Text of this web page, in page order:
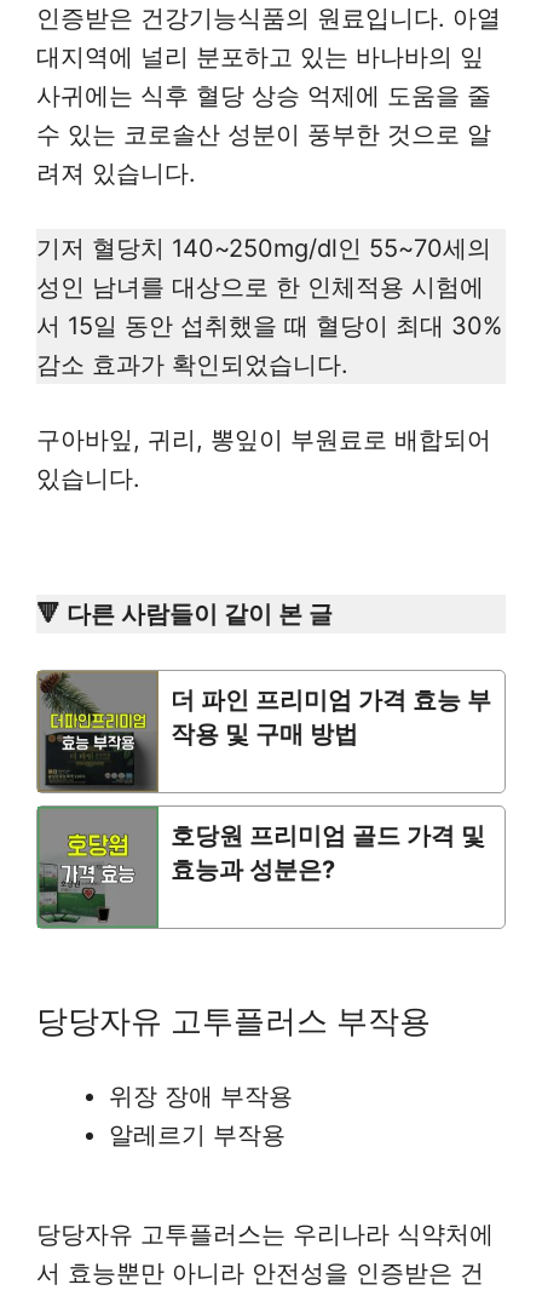
인증받은 건강기능식품의 원료입니다. 아열
대지역에 널리 분포하고 있는 바나바의 잎
사귀에는 식후 혈당 상승 억제에 도움을 줄
수 있는 코로솔산 성분이 풍부한 것으로 알
려져 있습니다.
기저 혈당치 140~250mg/dl인 55~70세의
성인 남녀를 대상으로 한 인체적용 시험에
서 15일 동안 섭취했을 때 혈당이 최대 30%
감소 효과가 확인되었습니다.
구아바잎, 귀리, 뽕잎이 부원료로 배합되어
있습니다.
🔻 다른 사람들이 같이 본 글
더 파인 프리미엄 가격 효능 부
작용 및 구매 방법
호당원 프리미엄 골드 가격 및
효능과 성분은?
당당자유 고투플러스 부작용
위장 장애 부작용
알레르기 부작용
당당자유 고투플러스는 우리나라 식약처에
서 효능뿐만 아니라 안전성을 인증받은 건